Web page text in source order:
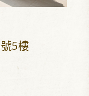
5樓